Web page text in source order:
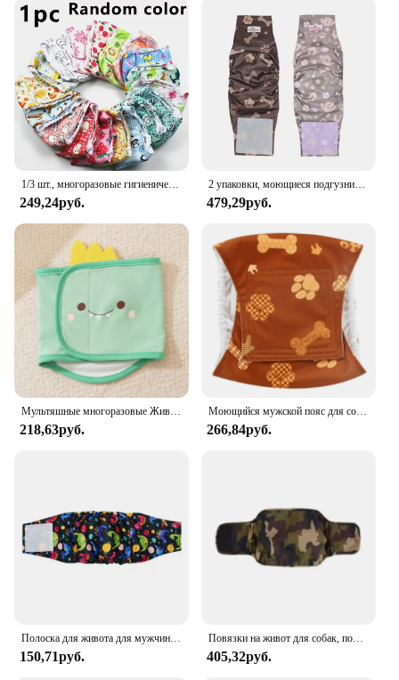
various sizes and breeds, ensuring a snug fit for
every pooch. The belly bands are not only
functional but also stylish, blending seamlessly with
your dog's daily wear. They are easy to clean,
making them a practical choice for busy pet owners.
The wholesale and vendor options make these belly
bands accessible to a wide range of customers, from
individual pet owners to veterinary clinics and pet
supply stores.
**Designed for Everyday Use**
Our Dog Belly Bands are designed to be a part of
your pet's everyday routine. The durable
construction ensures that they can withstand the
wear and tear of daily use, while the easy-to-clean
material means that they can be maintained without
much hassle. Whether you're looking for a reliable
solution for incontinence management or post-
surgery recovery, these belly bands are an excellent
choice. With their discreet design and practical
functionality, they are an essential addition to any
pet owner's toolkit.
1/3 шт., многоразовые гигиенические подгузники для собак
249,24руб.
2 упаковки, моющиеся подгузники для собак, милые многоразовые физиологические гигиенические штаны с принтом лапы для домашних животных, впитывающие подгузники с высокой впитывающей способностью, пояс для живота
479,29руб.
Мультяшные многоразовые Животные Собака мужские физиологические штаны регулируемое гигиеническое нижнее белье повязка на живот хлопковые подгузники щенок
218,63руб.
Моющийся мужской пояс для собаки, высокопоглощающий подгузник для собак для собак, регулируемые шорты для собак с мультяшным принтом, физиологические штаны
266,84руб.
Полоска для живота для мужчин, физиологические штаны с высокой впитывающей способностью, регулируемая лента для обучения
150,71руб.
Повязки на живот для собак, подгузники для собак, моющиеся повязки на живот для собак, удобные многоразовые обертывания на живот для собак, щенков
405,32руб.